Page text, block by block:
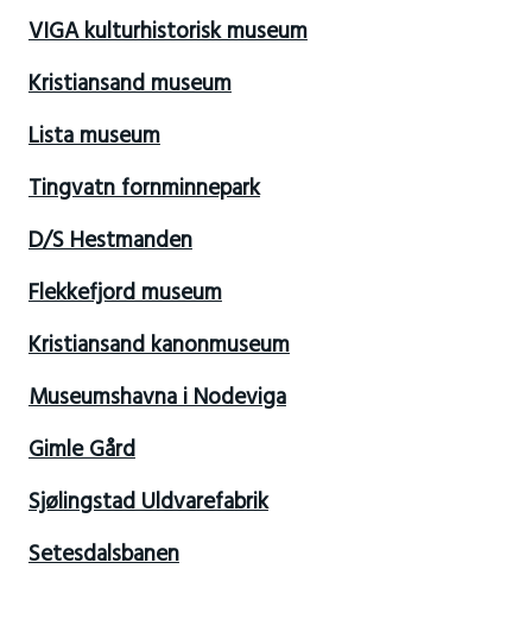
VIGA kulturhistorisk museum
Kristiansand museum
Lista museum
Tingvatn fornminnepark
D/S Hestmanden
Flekkefjord museum
Kristiansand kanonmuseum
Museumshavna i Nodeviga
Gimle Gård
Sjølingstad Uldvarefabrik
Setesdalsbanen